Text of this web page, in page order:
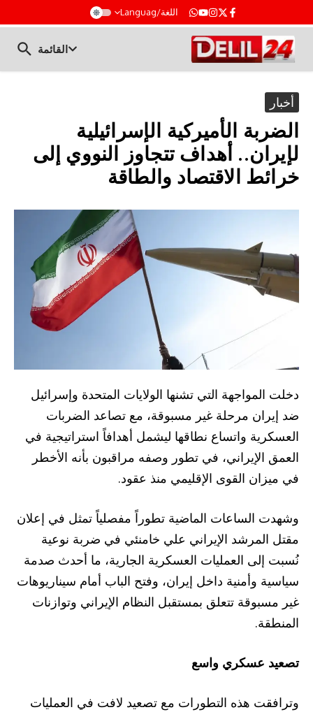
اللغة/Languag
القائمة
أخبار
الضربة الأميركية الإسرائيلية
لإيران.. أهداف تتجاوز النووي إلى
خرائط الاقتصاد والطاقة
دخلت المواجهة التي تشنها الولايات المتحدة وإسرائيل
ضد إيران مرحلة غير مسبوقة، مع تصاعد الضربات
العسكرية واتساع نطاقها ليشمل أهدافاً استراتيجية في
العمق الإيراني، في تطور وصفه مراقبون بأنه الأخطر
في ميزان القوى الإقليمي منذ عقود.
وشهدت الساعات الماضية تطوراً مفصلياً تمثل في إعلان
مقتل المرشد الإيراني علي خامنئي في ضربة نوعية
نُسبت إلى العمليات العسكرية الجارية، ما أحدث صدمة
سياسية وأمنية داخل إيران، وفتح الباب أمام سيناريوهات
غير مسبوقة تتعلق بمستقبل النظام الإيراني وتوازنات
المنطقة.
تصعيد عسكري واسع
وترافقت هذه التطورات مع تصعيد لافت في العمليات